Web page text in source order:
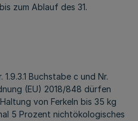
zum Ablauf des 31.
1.9.3.1 Buchstabe c und Nr.
(EU) 2018/848 dürfen
von Ferkeln bis 35 kg
5 Prozent nichtökologisches